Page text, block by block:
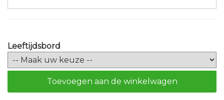
Leeftijdsbord
Toevoegen aan de winkelwagen